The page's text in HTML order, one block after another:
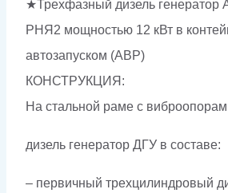
★Трехфазный дизель генератор
РНЯ2 мощностью 12 кВт в
автозапуском (АВР)
КОНСТРУКЦИЯ:
На стальной раме с
дизель генератор ДГУ в составе:
– первичный трехцилиндровый